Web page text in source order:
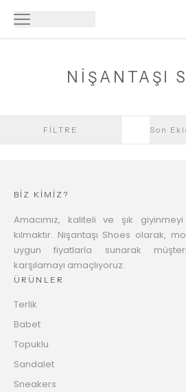
NİŞANTAŞI
FİLTRE Son
BİZ KİMİZ?
Amacımız, kaliteli ve şık
kılmaktır. Nişantaşı Shoes olarak,
uygun fiyatlarla sunarak
karşılamayı amaçlıyoruz.
ÜRÜNLER
Terlik
Babet
Topuklu
Sandalet
Sneakers